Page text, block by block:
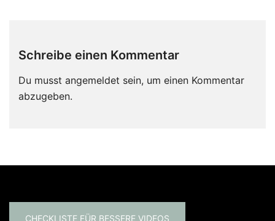
Schreibe einen Kommentar
Du musst angemeldet sein, um einen Kommentar
abzugeben.
CHECKLISTE FÜR BESSERE VIDEOS